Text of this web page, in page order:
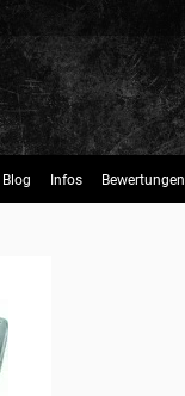
Blog Infos Bewertungen